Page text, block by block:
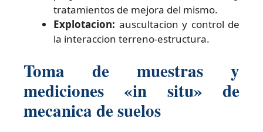
tratamientos de mejora del mismo.
Explotacion: auscultacion y control de
la interaccion terreno-estructura.
Toma de muestras y
mediciones «in situ» de
mecanica de suelos